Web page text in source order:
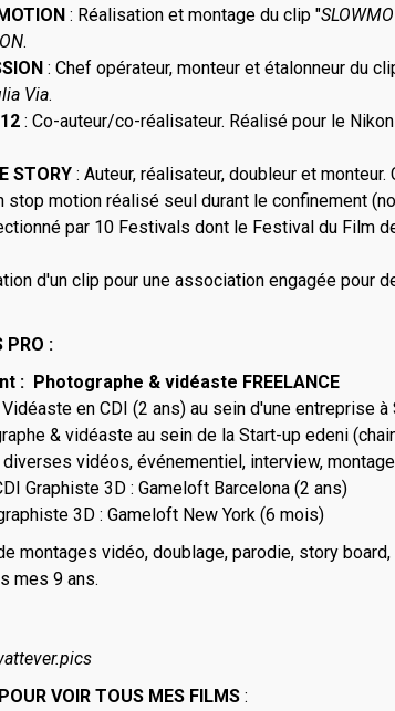
: Réalisation et montage du clip "
.
: Chef opérateur, monteur et étalonneur du
Via.
: Co-auteur/co-réalisateur. Réalisé pour le
STORY : Auteur, réalisateur, doubleur et monteur.
stop motion réalisé seul durant le confinement
par 10 Festivals dont le Festival du Film
d'un clip pour une association engagée pour
PRO :
: Photographe & vidéaste FREELANCE
Vidéaste en CDI (2 ans) au sein d'une entreprise à
& vidéaste au sein de la Start-up edeni
vidéos, événementiel, interview,
Graphiste 3D : Gameloft Barcelona (2 ans)
3D : Gameloft New York (6 mois)
montages vidéo, doublage, parodie, story
mes 9 ans.
VOIR TOUS MES FILMS :